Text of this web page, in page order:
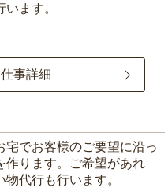
ます。
事詳細
宅でお客様のご要望に沿っ
作ります。ご希望があれ
物代行も行います。